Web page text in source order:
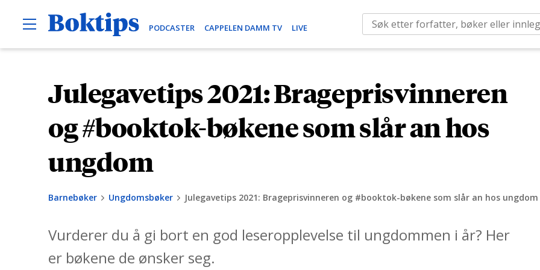
B
o
t
i
s
O
p PODCASTER CAPPELEN DAMM TV LIVE
e
c
h
f
o
Julegavetips 2021: Brageprisvinneren
og #booktok-bøkene som slår an hos
ungdom
Barnebøker Ungdomsbøker Julegavetips 2021: Brageprisvinneren og #booktok-bøkene som slår an hos ungdom
Vurderer du å gi bort en god leseropplevelse til ungdommen i år? Her
er bøkene de ønsker seg.